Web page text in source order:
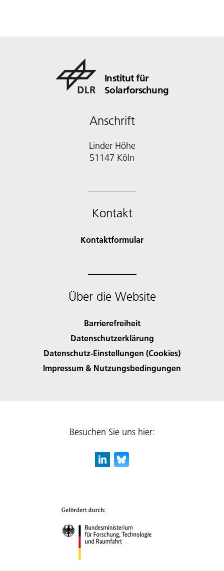
Institut für
Solarforschung
Anschrift
Linder Höhe
51147 Köln
Kontakt
Kontaktformular
Über die Website
Barrierefreiheit
Datenschutzerklärung
Datenschutz-Einstellungen (Cookies)
Impressum & Nutzungsbedingungen
Besuchen Sie uns hier: